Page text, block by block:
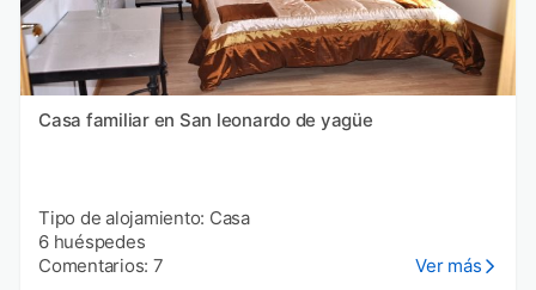
Casa familiar en San leonardo de yagüe
Tipo de alojamiento: Casa
6 huéspedes
Comentarios: 7
Ver más